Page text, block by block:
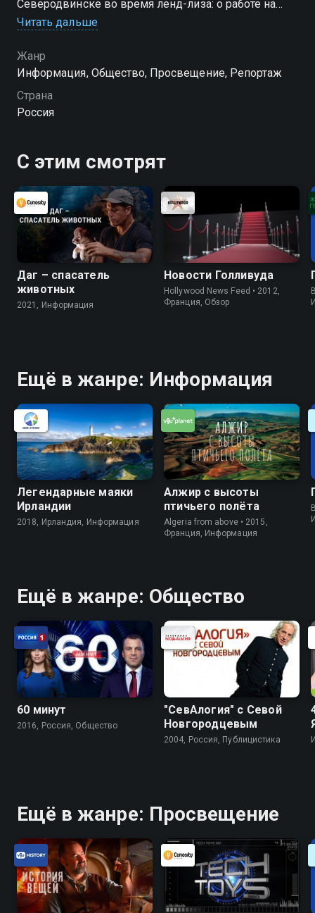
Северодвинске во время ленд-лиза: о работе на
недостроенном заводе и ценах, заплаченных за
Читать дальше
Жанр
Информация, Общество, Просвещение, Репортаж
Страна
Россия
С этим смотрят
Даг – спасатель
животных
2021, Информация
Новости Голливуда
Hollywood News Feed • 2012,
Франция, Обзор
Ещё в жанре: Информация
Легендарные маяки
Ирландии
2018, Ирландия, Информация
Алжир с высоты
птичьего полёта
Algeria from above • 2015,
Франция, Информация
Ещё в жанре: Общество
60 минут
2016, Россия, Общество
"СевАлогия" с Севой
Новгородцевым
2004, Россия, Публицистика
Ещё в жанре: Просвещение